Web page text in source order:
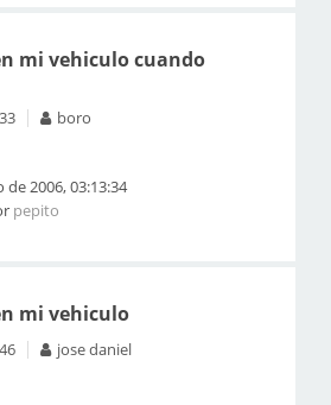
mi vehiculo cuando
boro
de 2006, 03:13:34
pepito
mi vehiculo
jose daniel